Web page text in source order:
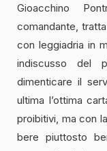
Gioacchino
comandante,
con leggiadria in
indiscusso del
dimenticare il
ultima l’ottima
proibitivi, ma con
bere piuttosto